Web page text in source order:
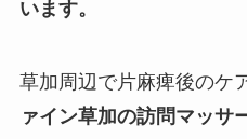
います。
草加周辺で片麻痺後のケ
ァイン草加の訪問マッサ